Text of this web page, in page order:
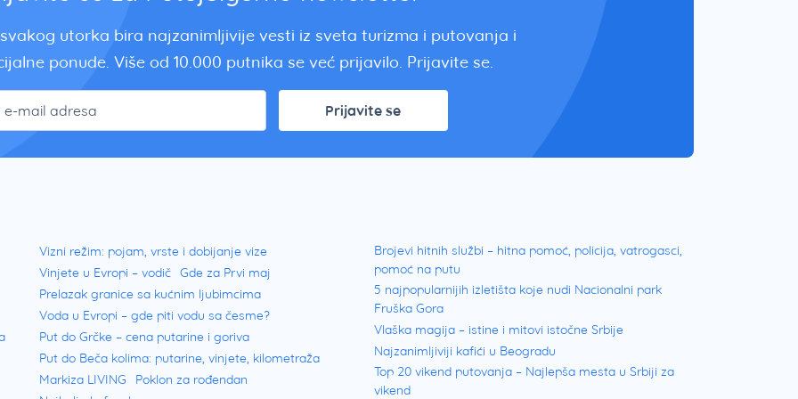
utorka bira najzanimljivije vesti iz sveta turizma i putovanja i
ponude. Više od 10.000 putnika se već prijavilo. Prijavite se.
Prijavite se
Vizni režim: pojam, vrste i dobijanje vize
Vinjete u Evropi – vodič Gde za Prvi maj
Prelazak granice sa kućnim ljubimcima
Voda u Evropi – gde piti vodu sa česme?
Put do Grčke – cena putarine i goriva
Put do Beča kolima: putarine, vinjete, kilometraža
Markiza LIVING
Poklon za rođendan
Brojevi hitnih službi – hitna pomoć, policija, vatrogasci,
pomoć na putu
5 najpopularnijih izletišta koje nudi Nacionalni park
Fruška Gora
Vlaška magija – istine i mitovi istočne Srbije
Najzanimljiviji kafići u Beogradu
Top 20 vikend putovanja – Najlepša mesta u Srbiji za
vikend